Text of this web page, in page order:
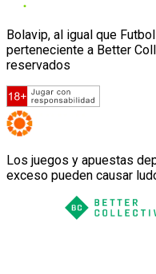
Bolavip, al igual que
perteneciente a Better
reservados
Los juegos y apuestas
exceso pueden causar